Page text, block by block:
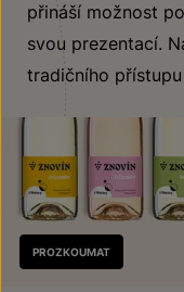
přináší možnost
svou prezentací.
tradičního
Nově
v prodeji
PROZKOUMAT